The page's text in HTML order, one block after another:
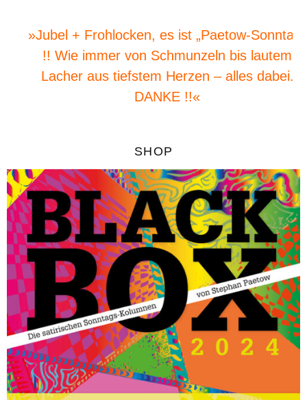
»Jubel + Frohlocken, es ist „Paetow-Sonntag“
!! Wie immer von Schmunzeln bis lautem
Lacher aus tiefstem Herzen – alles dabei.
DANKE !!«
SHOP